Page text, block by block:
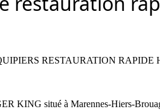
RESTAURATION RAPIDE
KING situé à Marennes-Hiers-